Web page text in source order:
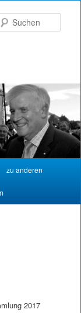
zu anderen
2017